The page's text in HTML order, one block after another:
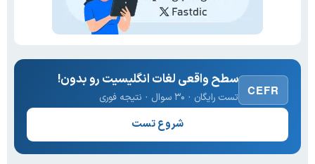
CEFR
سطح واقعی لغات انگلیسیت رو بدون!
تست رایگان · ۳۰ سوال · نتیجه فوری
شروع تست